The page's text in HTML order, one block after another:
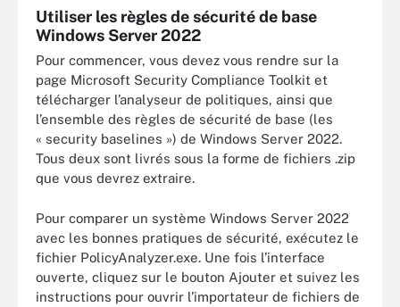
Utiliser les règles de sécurité de base
Windows Server 2022
Pour commencer, vous devez vous rendre sur la
page Microsoft Security Compliance Toolkit et
télécharger l’analyseur de politiques, ainsi que
l’ensemble des règles de sécurité de base (les
« security baselines ») de Windows Server 2022.
Tous deux sont livrés sous la forme de fichiers .zip
que vous devrez extraire.
Pour comparer un système Windows Server 2022
avec les bonnes pratiques de sécurité, exécutez le
fichier PolicyAnalyzer.exe. Une fois l’interface
ouverte, cliquez sur le bouton Ajouter et suivez les
instructions pour ouvrir l’importateur de fichiers de